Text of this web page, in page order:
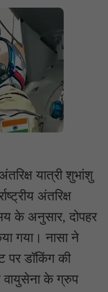
यात्री शुभांशु
अंतरिक्ष
के अनुसार, दोपहर
गया। नासा ने
पर डॉकिंग की
वायुसेना के ग्रुप